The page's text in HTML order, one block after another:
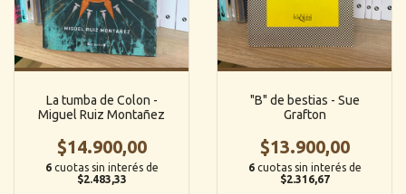
La tumba de Colon -
Miguel Ruiz Montañez
$14.900,00
6 cuotas sin interés de
$2.483,33
"B" de bestias - Sue
Grafton
$13.900,00
6 cuotas sin interés de
$2.316,67